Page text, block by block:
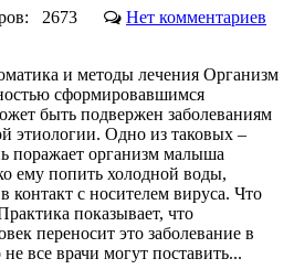
2673 Нет комментариев
и методы лечения Организм
сформировавшимся
быть подвержен заболеваниям
этиологии. Одно из таковых –
поражает организм малыша
ему попить холодной воды,
контакт с носителем вируса. Что
показывает, что
переносит это заболевание в
все врачи могут поставить...